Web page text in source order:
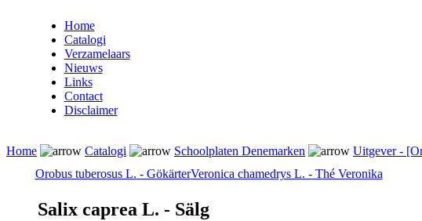
Home
Catalogi
Verzamelaars
Nieuws
Links
Contact
Disclaimer
Home Catalogi Schoolplaten Denemarken Uitgever -
Orobus tuberosus L. - GökärterVeronica chamedrys L. - Thé Veronika
Salix caprea L. - Sälg